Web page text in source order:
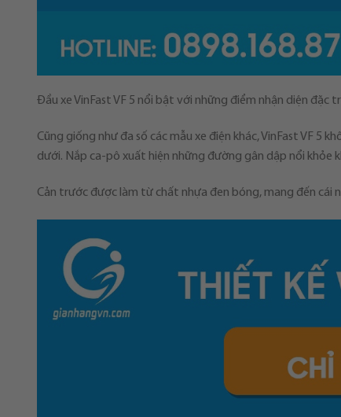
Đầu xe VinFast VF 5 nổi bật với những điểm nhận diện đặc
Cũng giống như đa số các mẫu xe điện khác, VinFast VF
dưới. Nắp ca-pô xuất hiện những đường gân dập nổi khỏe
Cản trước được làm từ chất nhựa đen bóng, mang đến cái